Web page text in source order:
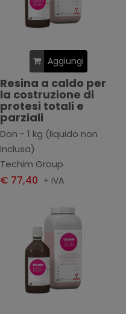
Aggiungi
Resina a caldo per
la costruzione di
protesi totali e
parziali
Don - 1 kg (liquido non
inclusa)
Techim Group
€ 77,40 + IVA